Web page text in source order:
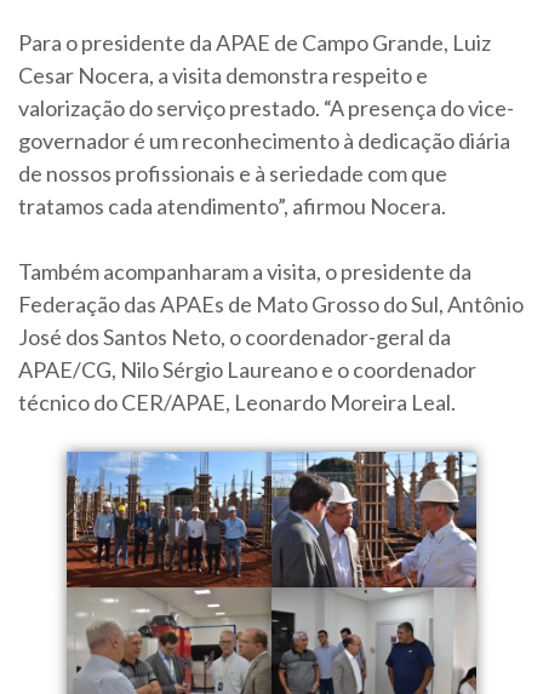
Para o presidente da APAE de Campo Grande, Luiz
Cesar Nocera, a visita demonstra respeito e
valorização do serviço prestado. “A presença do vice-
governador é um reconhecimento à dedicação diária
de nossos profissionais e à seriedade com que
tratamos cada atendimento”, afirmou Nocera.
Também acompanharam a visita, o presidente da
Federação das APAEs de Mato Grosso do Sul, Antônio
José dos Santos Neto, o coordenador-geral da
APAE/CG, Nilo Sérgio Laureano e o coordenador
técnico do CER/APAE, Leonardo Moreira Leal.